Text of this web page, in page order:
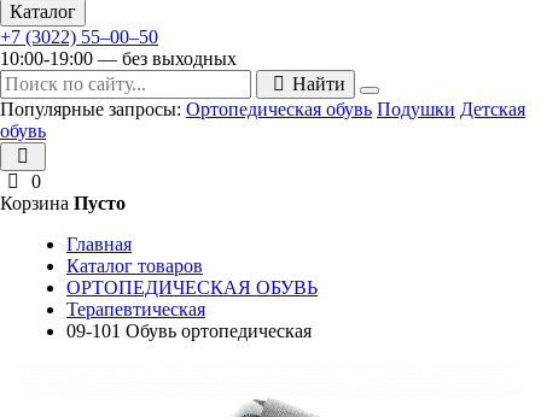
Каталог
+7 (3022) 55‒00‒50
10:00-19:00 — без выходных
Найти
Популярные запросы: Ортопедическая обувь Подушки Детская
обувь
0
Корзина Пусто
Главная
Каталог товаров
ОРТОПЕДИЧЕСКАЯ ОБУВЬ
Терапевтическая
09-101 Обувь ортопедическая